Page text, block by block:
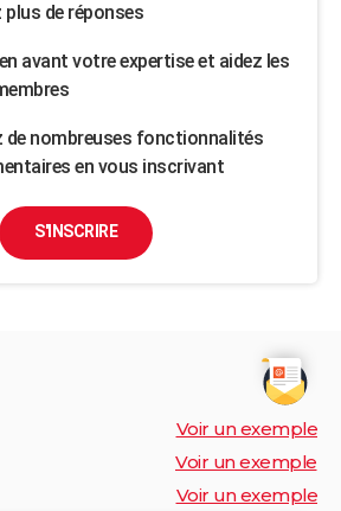
plus de réponses
avant votre expertise et aidez les
de nombreuses fonctionnalités
en vous inscrivant
S'INSCRIRE
Voir un exemple
Voir un exemple
Voir un exemple